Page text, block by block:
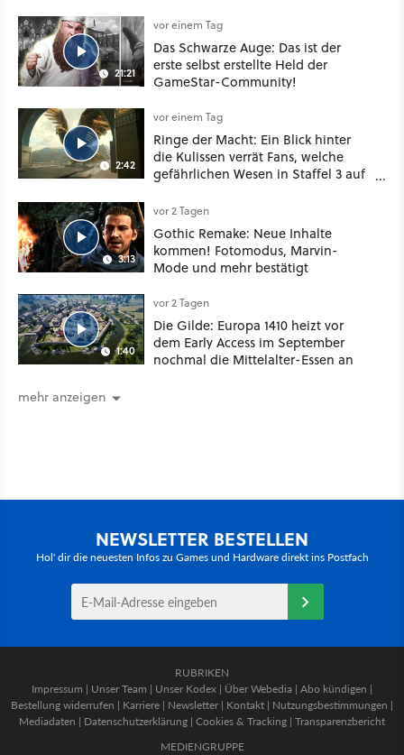
21:21
vor einem Tag
Das Schwarze Auge: Das ist der
erste selbst erstellte Held der
GameStar-Community!
2:42
vor einem Tag
Ringe der Macht: Ein Blick hinter
die Kulissen verrät Fans, welche
gefährlichen Wesen in Staffel 3 auf
3:13
vor 2 Tagen
Gothic Remake: Neue Inhalte
kommen! Fotomodus, Marvin-
Mode und mehr bestätigt
1:40
vor 2 Tagen
Die Gilde: Europa 1410 heizt vor
dem Early Access im September
nochmal die Mittelalter-Essen an
mehr anzeigen
NEWSLETTER BESTELLEN
Hol' dir die neuesten Infos zu Games und Hardware direkt ins Postfach
RUBRIKEN
Impressum | Unser Team | Unser Kodex | Über Webedia | Abo kündigen |
Bestellung widerrufen | Karriere | Newsletter | Kontakt | Nutzungsbestimmungen |
Mediadaten | Datenschutzerklärung | Cookies & Tracking | Transparenzbericht
MEDIENGRUPPE